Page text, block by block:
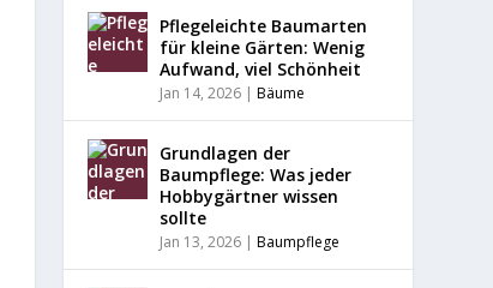
Pflegeleichte Baumarten
für kleine Gärten: Wenig
Aufwand, viel Schönheit
Jan 14, 2026 |Bäume
Grundlagen der
Baumpflege: Was jeder
Hobbygärtner wissen
sollte
Jan 13, 2026 |Baumpflege